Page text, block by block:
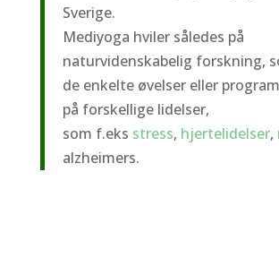
Sverige.
Mediyoga hviler således på
naturvidenskabelig forskning,
de enkelte øvelser eller
på forskellige lidelser,
som f.eks stress, hjertelidelser,
alzheimers.